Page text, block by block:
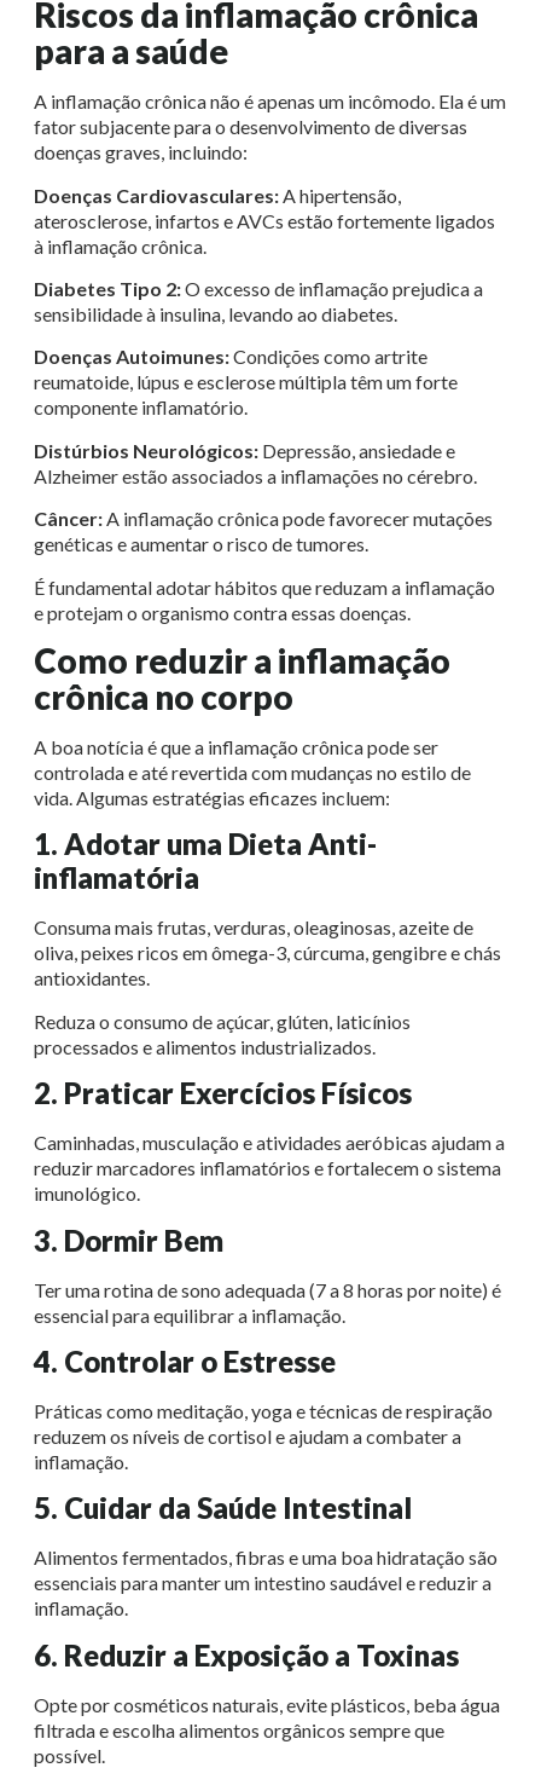
Riscos da inflamação crônica
para a saúde
A inflamação crônica não é apenas um incômodo. Ela é um
fator subjacente para o desenvolvimento de diversas
doenças graves, incluindo:
Doenças Cardiovasculares: A hipertensão,
aterosclerose, infartos e AVCs estão fortemente ligados
à inflamação crônica.
Diabetes Tipo 2:O excesso de inflamação prejudica a
sensibilidade à insulina, levando ao diabetes.
Doenças Autoimunes:Condições como artrite
reumatoide, lúpus e esclerose múltipla têm um forte
componente inflamatório.
Distúrbios Neurológicos: Depressão, ansiedade e
Alzheimer estão associados a inflamações no cérebro.
Câncer:A inflamação crônica pode favorecer mutações
genéticas e aumentar o risco de tumores.
É fundamental adotar hábitos que reduzam a inflamação
e protejam o organismo contra essas doenças.
Como reduzir a inflamação
crônica no corpo
A boa notícia é que a inflamação crônica pode ser
controlada e até revertida com mudanças no estilo de
vida. Algumas estratégias eficazes incluem:
1. Adotar uma Dieta Anti-
inflamatória
Consuma mais frutas, verduras, oleaginosas, azeite de
oliva, peixes ricos em ômega-3, cúrcuma, gengibre e chás
antioxidantes.
Reduza o consumo de açúcar, glúten, laticínios
processados e alimentos industrializados.
2. Praticar Exercícios Físicos
Caminhadas, musculação e atividades aeróbicas ajudam a
reduzir marcadores inflamatórios e fortalecem o sistema
imunológico.
3. Dormir Bem
Ter uma rotina de sono adequada (7 a 8 horas por noite) é
essencial para equilibrar a inflamação.
4. Controlar o Estresse
Práticas como meditação, yoga e técnicas de respiração
reduzem os níveis de cortisol e ajudam a combater a
inflamação.
5. Cuidar da Saúde Intestinal
Alimentos fermentados, fibras e uma boa hidratação são
essenciais para manter um intestino saudável e reduzir a
inflamação.
6. Reduzir a Exposição a Toxinas
Opte por cosméticos naturais, evite plásticos, beba água
filtrada e escolha alimentos orgânicos sempre que
possível.